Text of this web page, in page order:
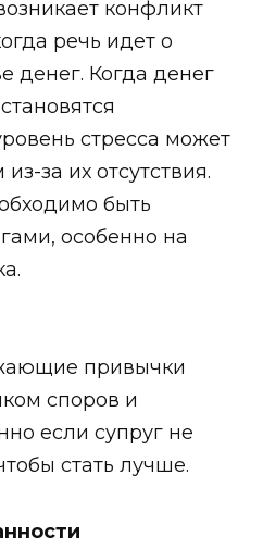
конфликт
речь идет о
денег. Когда денег
стресса может
за их отсутствия.
быть
особенно на
привычки
споров и
если супруг не
стать лучше.